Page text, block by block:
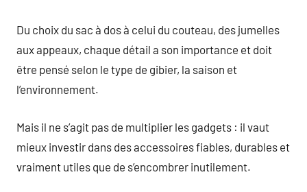
Du choix du sac à dos à celui du couteau, des jumelles
aux appeaux, chaque détail a son importance et doit
être pensé selon le type de gibier, la saison et
l’environnement.
Mais il ne s’agit pas de multiplier les gadgets : il vaut
mieux investir dans des accessoires fiables, durables et
vraiment utiles que de s’encombrer inutilement.